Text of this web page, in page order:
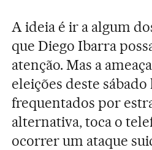
A ideia é ir a algum
que Diego Ibarra
atenção. Mas a
eleições deste
frequentados por
alternativa, toca o
ocorrer um ataque